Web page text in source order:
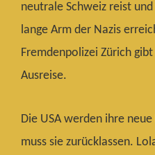
neutrale Schweiz reist
lange Arm der Nazis
Fremdenpolizei Zürich
Ausreise.
Die USA werden ihre
muss sie zurücklassen.